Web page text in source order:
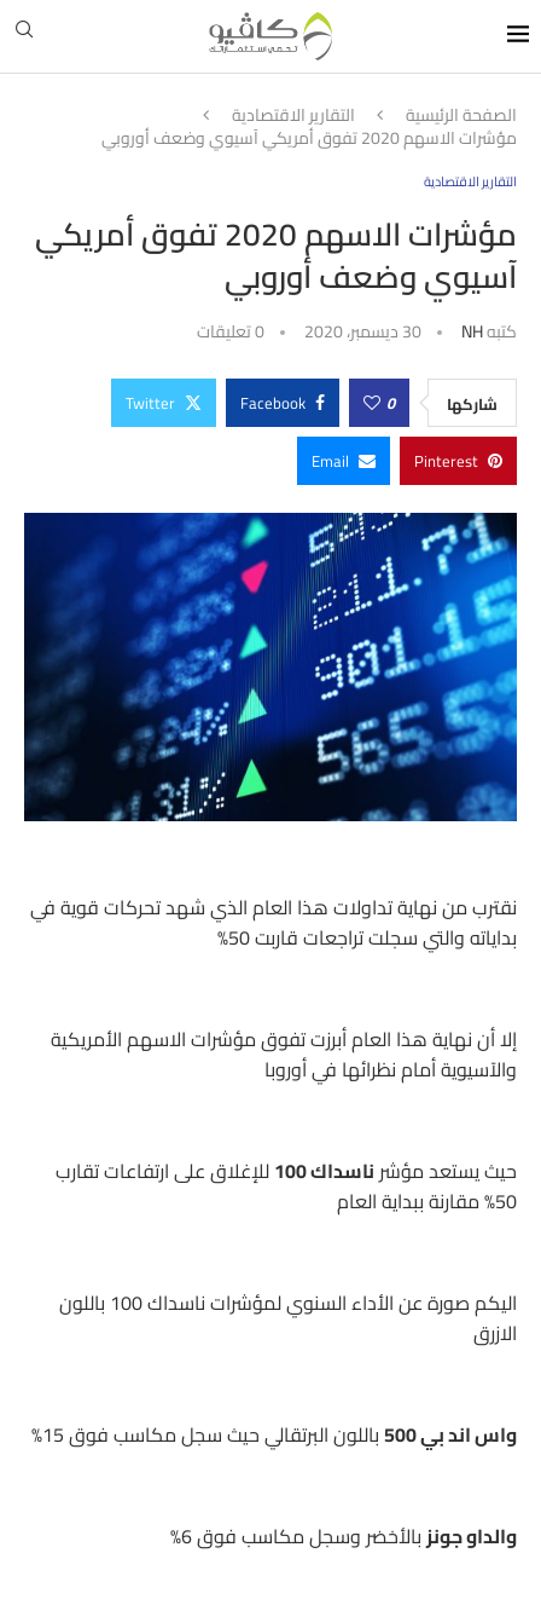
الصفحة الرئيسية التقارير الاقتصادية
مؤشرات الاسهم 2020 تفوق أمريكي آسيوي وضعف أوروبي
التقارير الاقتصادية
مؤشرات الاسهم 2020 تفوق أمريكي
آسيوي وضعف أوروبي
كتبهNH 30 ديسمبر، 2020 0 تعليقات
شاركها 0
Facebook
Twitter
Pinterest
Email
نقترب من نهاية تداولات هذا العام الذي شهد تحركات قوية في
بداياته والتي سجلت تراجعات قاربت 50%
إلا أن نهاية هذا العام أبرزت تفوق مؤشرات الاسهم الأمريكية
والآسيوية أمام نظرائها في أوروبا
حيث يستعد مؤشرناسداك 100
للإغلاق على ارتفاعات تقارب
50% مقارنة ببداية العام
اليكم صورة عن الأداء السنوي لمؤشرات ناسداك 100 باللون
الازرق
واس اند بي 500 باللون البرتقالي حيث سجل مكاسب فوق 15%
والداو جونزبالأخضر وسجل مكاسب فوق 6%